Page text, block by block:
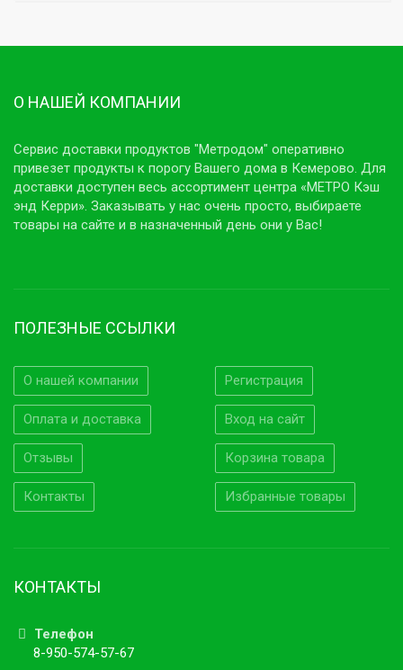
О НАШЕЙ КОМПАНИИ
Сервис доставки продуктов "Метродом" оперативно
привезет продукты к порогу Вашего дома в Кемерово. Для
доставки доступен весь ассортимент центра «МЕТРО Кэш
энд Керри». Заказывать у нас очень просто, выбираете
товары на сайте и в назначенный день они у Вас!
ПОЛЕЗНЫЕ ССЫЛКИ
О нашей компании
Оплата и доставка
Отзывы
Контакты
Регистрация
Вход на сайт
Корзина товара
Избранные товары
КОНТАКТЫ
Телефон
8-950-574-57-67